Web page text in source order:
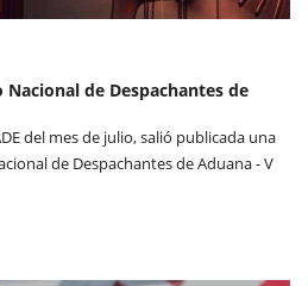
de Despachantes de
del mes de julio, salió publicada una
de Despachantes de Aduana - V